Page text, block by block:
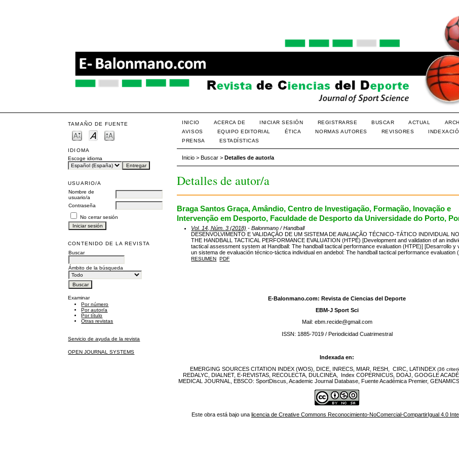
TAMAÑO DE FUENTE
IDIOMA
Escoge idioma
USUARIO/A
Nombre de
usuario/a
Contraseña
No cerrar sesión
CONTENIDO DE LA REVISTA
Buscar
Ámbito de la búsqueda
Examinar
Por número
Por autor/a
Por título
Otras revistas
Servicio de ayuda de la revista
OPEN JOURNAL SYSTEMS
INICIO ACERCA DE INICIAR SESIÓN REGISTRARSE BUSCAR ACTUAL
AVISOS
EQUIPO EDITORIAL ÉTICA NORMAS AUTORES REVISORES
PRENSA
ESTADÍSTICAS
Inicio >Buscar >Detalles de autor/a
Detalles de autor/a
Braga Santos Graça, Amândio, Centro de Investigação, Formação, Inovação e
Intervenção em Desporto, Faculdade de Desporto da Universidade do Porto,
Vol. 14, Núm. 3 (2018) - Balonmano / Handball
DESENVOLVIMENTO E VALIDAÇÃO DE UM SISTEMA DE AVALIAÇÃO TÉCNICO-TÁTICO INDIVIDUAL
THE HANDBALL TACTICAL PERFORMANCE EVALUATION (HTPE) [Development and validation of an
tactical assessment system at Handball: The handball tactical performance evaluation (HTPE)] [Desarrollo y
un sistema de evaluación técnico-táctica individual en andebol: The handball tactical performance evaluation
RESUMEN PDF
E-Balonmano.com: Revista de Ciencias del Deporte
EBM-J Sport Sci
Mail: ebm.recide@gmail.com
ISSN: 1885-7019 / Periodicidad Cuatrimestral
Indexada en:
EMERGING SOURCES CITATION INDEX (WOS), DICE, INRECS, MIAR, RESH, CIRC, LATINDEX(36
REDALYC, DIALNET, E-REVISTAS, RECOLECTA, DULCINEA, Index COPERNICUS, DOAJ, GOOGLE
MEDICAL JOURNAL, EBSCO: SportDiscus, Academic Journal Database, Fuente Académica Premier,
Este obra está bajo una licencia de Creative Commons Reconocimiento-NoComercial-CompartirIgual 4.0